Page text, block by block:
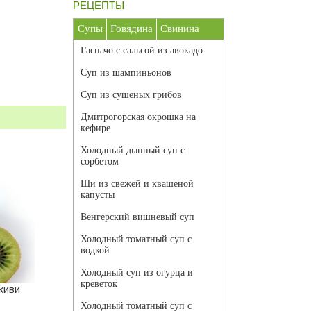
РЕЦЕПТЫ
Супы Говядина Свинина
Гаспачо с сальсой из авокадо
Суп из шампиньонов
Суп из сушеных грибов
Дмитрогорская окрошка на
кефире
Холодный дынный суп с
сорбетом
Щи из свежей и квашеной
капусты
Венгерский вишневый суп
Холодный томатный суп с
водкой
Холодный суп из огурца и
креветок
Холодный томатный суп с